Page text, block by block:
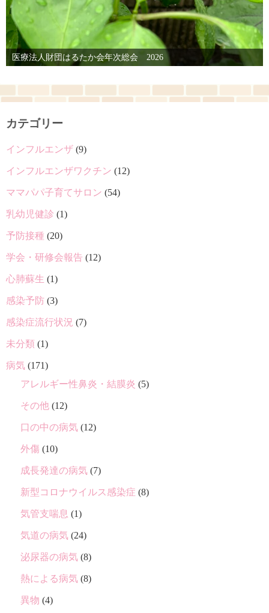
医療法人財団はるたか会年次総会 2026
カテゴリー
インフルエンザ (9)
インフルエンザワクチン (12)
ママパパ子育てサロン (54)
乳幼児健診 (1)
予防接種 (20)
学会・研修会報告 (12)
心肺蘇生 (1)
感染予防 (3)
感染症流行状況 (7)
未分類 (1)
病気 (171)
アレルギー性鼻炎・結膜炎 (5)
その他 (12)
口の中の病気 (12)
外傷 (10)
成長発達の病気 (7)
新型コロナウイルス感染症 (8)
気管支喘息 (1)
気道の病気 (24)
泌尿器の病気 (8)
熱による病気 (8)
異物 (4)